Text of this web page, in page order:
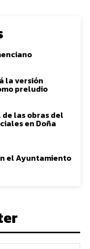
la versión
preludio
las obras del
en Doña
el Ayuntamiento